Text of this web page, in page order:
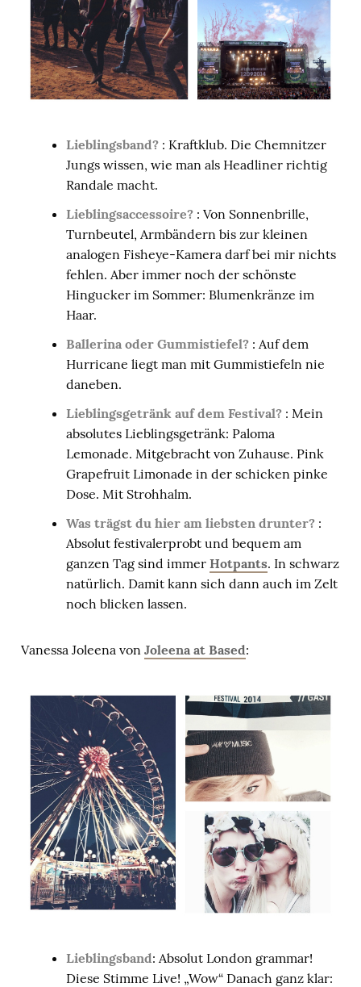
Lieblingsband? : Kraftklub. Die Chemnitzer
Jungs wissen, wie man als Headliner richtig
Randale macht.
Lieblingsaccessoire? : Von Sonnenbrille,
Turnbeutel, Armbändern bis zur kleinen
analogen Fisheye-Kamera darf bei mir nichts
fehlen. Aber immer noch der schönste
Hingucker im Sommer: Blumenkränze im
Haar.
Ballerina oder Gummistiefel? : Auf dem
Hurricane liegt man mit Gummistiefeln nie
daneben.
Lieblingsgetränk auf dem Festival? : Mein
absolutes Lieblingsgetränk: Paloma
Lemonade. Mitgebracht von Zuhause. Pink
Grapefruit Limonade in der schicken pinke
Dose. Mit Strohhalm.
Was trägst du hier am liebsten drunter? :
Absolut festivalerprobt und bequem am
ganzen Tag sind immer Hotpants. In schwarz
natürlich. Damit kann sich dann auch im Zelt
noch blicken lassen.
Vanessa Joleena von Joleena at Based:
Lieblingsband: Absolut London grammar!
Diese Stimme Live! „Wow“ Danach ganz klar: